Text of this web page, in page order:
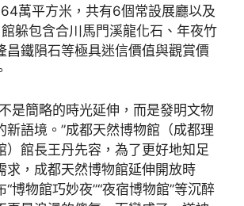
萬平方米，共有6個常設展廳以及
躲包含合川馬門溪龍化石、年夜竹
昌鐵隕石等極具迷信價值與觀賞價
是簡略的時光延伸，而是發明文物
新語境。”成都天然博物館（成都理
）館長王丹先容，為了更好地知足
求，成都天然博物館延伸開放時
博物館巧妙夜”“夜宿博物館”等沉醉